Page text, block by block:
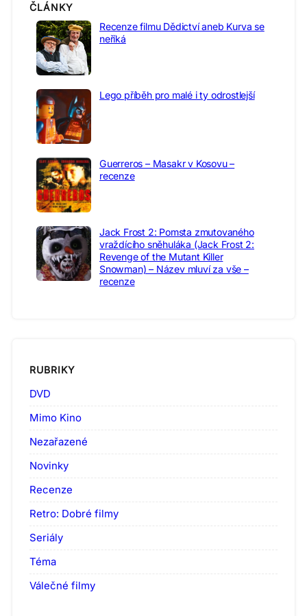
ČLÁNKY
Recenze filmu Dědictví aneb Kurva se
neříká
Lego příběh pro malé i ty odrostlejší
Guerreros – Masakr v Kosovu –
recenze
Jack Frost 2: Pomsta zmutovaného
vraždícího sněhuláka (Jack Frost 2:
Revenge of the Mutant Killer
Snowman) – Název mluví za vše –
recenze
RUBRIKY
DVD
Mimo Kino
Nezařazené
Novinky
Recenze
Retro: Dobré filmy
Seriály
Téma
Válečné filmy